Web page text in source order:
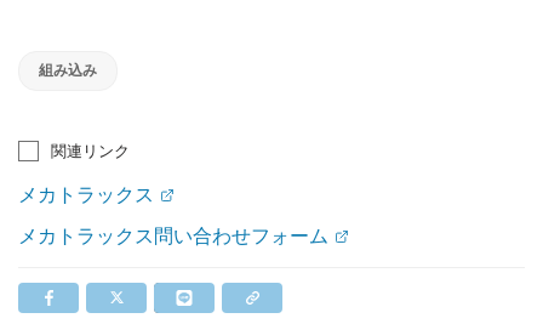
組み込み
関連リンク
メカトラックス
メカトラックス問い合わせフォーム